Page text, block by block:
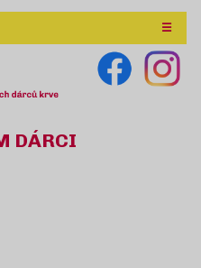
☰
DÁRCI